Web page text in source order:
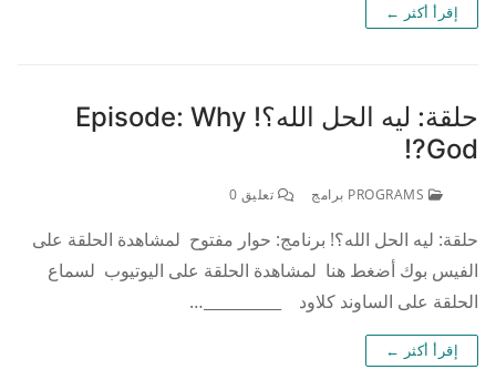
إقرأ أكثر ←
حلقة: ليه الحل الله؟! Episode: Why
God?!
تعليق 0
حلقة: ليه الحل الله؟! برنامج: حوار مفتوح لمشاهدة الحلقة على
الفيس بوك أضغط هنا لمشاهدة الحلقة على اليوتيوب لسماع
الحلقة على الساوند كلاود __________…
إقرأ أكثر ←